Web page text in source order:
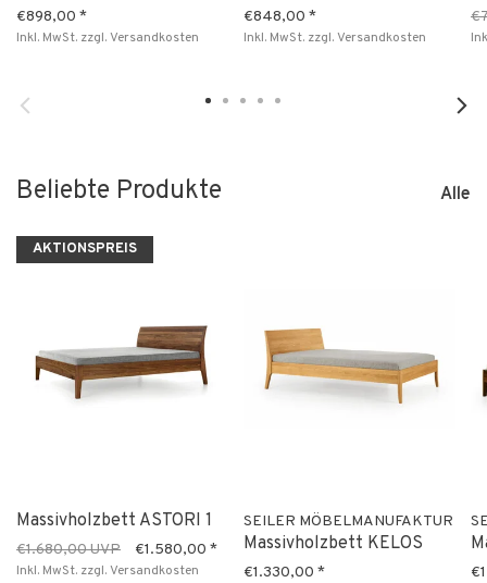
€898,00 *
Inkl. MwSt. zzgl.Versandkosten
€848,00 *
Inkl. MwSt. zzgl.Versandkosten
Beliebte Produkte Alle
AKTIONSPREIS
Massivholzbett ASTORI 1
€1.680,00 UVP €1.580,00 *
Inkl. MwSt. zzgl.Versandkosten
SEILER MÖBELMANUFAKTUR
Massivholzbett KELOS
€1.330,00 *